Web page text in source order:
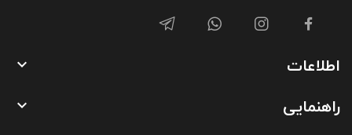
اطلاعات 
راهنمایی 